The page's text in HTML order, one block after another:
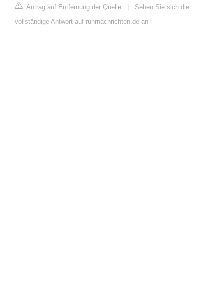
Antrag auf Entfernung der Quelle | Sehen Sie sich die
vollständige Antwort auf ruhrnachrichten.de an